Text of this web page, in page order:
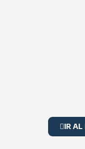
IR AL